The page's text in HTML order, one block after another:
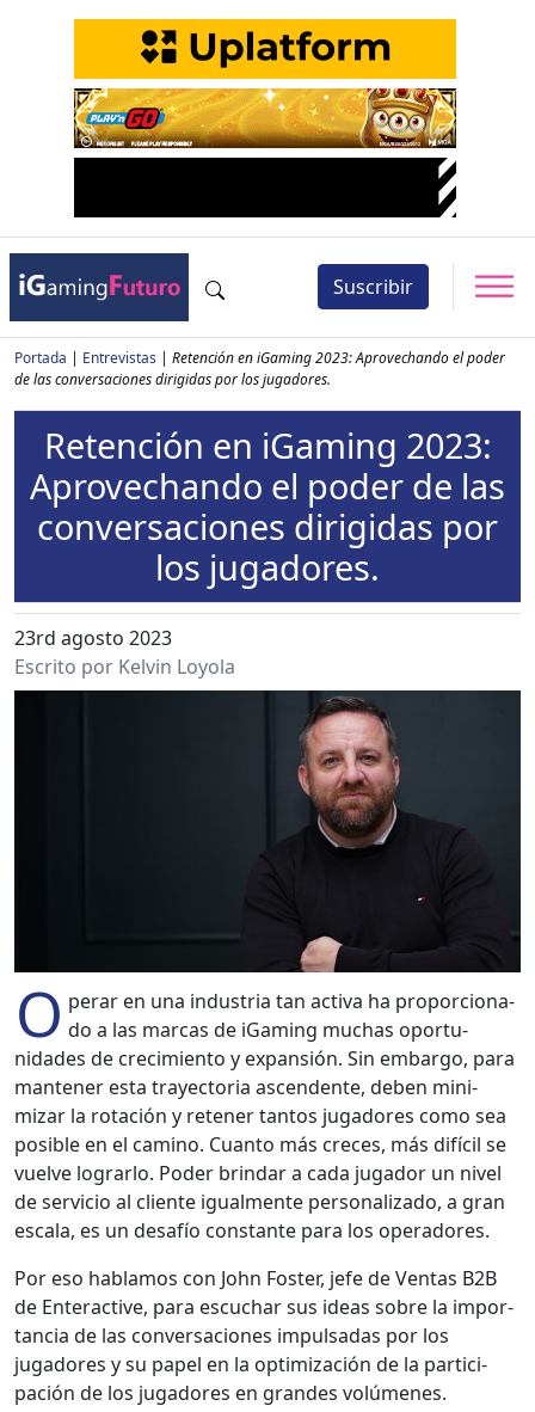
Suscribir
Portada | Entrevistas | Retención en iGaming 2023: Aprovechando el poder
de las conversaciones dirigidas por los jugadores.
Retención en iGaming 2023:
Aprovechando el poder de las
conversaciones dirigidas por
los jugadores.
23rd agosto 2023
Escrito por Kelvin Loyola
O per­ar en una indus­tria tan acti­va ha pro­por­ciona­
do a las mar­cas de iGam­ing muchas opor­tu­
nidades de crec­imien­to y expan­sión. Sin embar­go, para
man­ten­er esta trayec­to­ria ascen­dente, deben min­i­
mizar la rotación y reten­er tan­tos jugadores como sea
posi­ble en el camino. Cuan­to más cre­ces, más difí­cil se
vuelve lograr­lo. Poder brindar a cada jugador un niv­el
de ser­vi­cio al cliente igual­mente per­son­al­iza­do, a gran
escala, es un desafío con­stante para los oper­adores.
Por eso hablam­os con John Fos­ter, jefe de Ven­tas B2B
de Enter­ac­tive, para escuchar sus ideas sobre la impor­
tan­cia de las con­ver­sa­ciones impul­sadas por los
jugadores y su papel en la opti­mización de la par­tic­i­
pación de los jugadores en grandes volúmenes.